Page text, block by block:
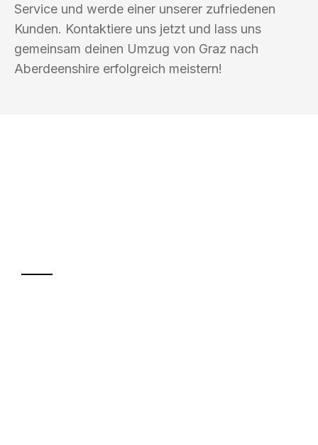
Service und werde einer unserer zufriedenen
Kunden. Kontaktiere uns jetzt und lass uns
gemeinsam deinen Umzug von Graz nach
Aberdeenshire erfolgreich meistern!